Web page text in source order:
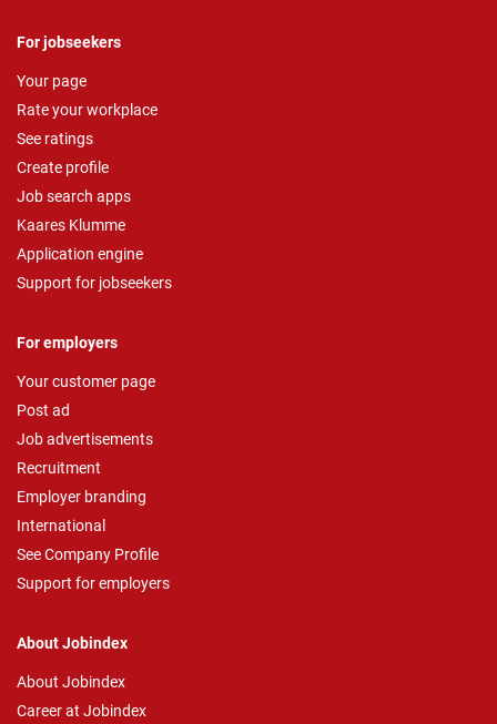
For jobseekers
Your page
Rate your workplace
See ratings
Create profile
Job search apps
Kaares Klumme
Application engine
Support for jobseekers
For employers
Your customer page
Post ad
Job advertisements
Recruitment
Employer branding
International
See Company Profile
Support for employers
About Jobindex
About Jobindex
Career at Jobindex